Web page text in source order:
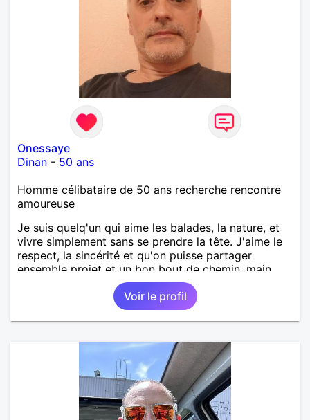
Onessaye
Dinan - 50 ans
Homme célibataire de 50 ans recherche rencontre
amoureuse
Je suis quelq'un qui aime les balades, la nature, et
vivre simplement sans se prendre la tête. J'aime le
respect, la sincérité et qu'on puisse partager
ensemble projet et un bon bout de chemin, main
Voir le profil